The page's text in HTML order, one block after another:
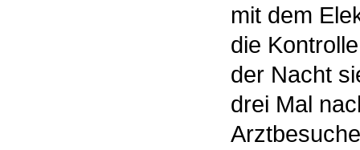
mit dem
die
der Nacht
drei Mal